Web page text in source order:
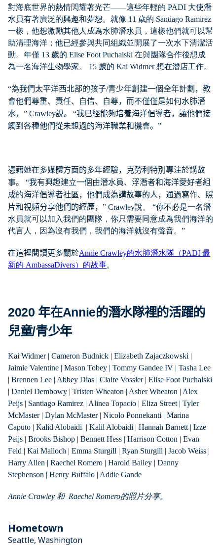
對海底世界的熱情閃耀著光芒——這些年輕的 PADI 大使潛
水員有著廣泛的興趣和夢想。就像 11 歲的 Santiago Ramirez
一樣，他想激勵其他人成為水肺潛水員，這樣他們就可以幫
助清理海洋；他已經參與共同組織並開展了一次水下清潔活
動。年僅 13 歲的 Elise Foot Puchalski 在與團隊合作後想成
為一名海洋生物學家。 15 歲的 Kai Widmer 想在潛店工作。
“為我們太平洋西北部的孩子/青少年創建一個全年計劃，教
會他們尊重、責任、自信、自尊，而不僅僅是如何水肺潛
水， ” Crawley說。 “我已經能夠培養海洋倡導者，讓他們接
觸到各種他們從未想過的海洋職業和機會。 ”
憑藉她在多媒體方面的多年經驗，克勞利特別專注於講故
事。 “我有興趣建立一個由潛水員、浮潛者和海洋愛好者組
成的海洋倡導者社區，他們成為講故事的人，通過寫作、照
片和視頻分享他們的經歷，” Crawley說。 “你不必是一名潛
水員就可以加入我們的團隊，你只需要同意成為我們海洋的
代言人，因為沒有我們，我們的海洋就沒有聲音。”
在這裡閱讀更多關於Annie Crawley的水肺潛水隊（PADI 最
新的 AmbassaDivers）的故事。
2020 年在Annie的潛水隊裡的活躍的
兒童/青少年
Kai Widmer | Cameron Budnick | Elizabeth Zajaczkowski |
Jaimie Valentine | Mason Tobey | Tommy Gandee IV | Tasha Lee
| Brennen Lee | Abbey Dias | Claire Vossler | Elise Foot Puchalski
| Daniel Dembowy | Tristen Wheaton | Asher Wheaton | Alex
Peijs | Santiago Ramirez | Alinea Topacio | Eliza Street | Tyler
McMaster | Dylan McMaster | Nicolo Ponnekanti | Marina
Caputo | Kalid Alobaidi | Kalil Alobaidi | Hannah Barnett | Izze
Peijs | Brooks Bishop | Bennett Hess | Harrison Cotton | Evan
Feld | Kai Malloch | Emma Sturgill | Ryan Sturgill | Jacob Weiss |
Harry Allen | Raechel Romero | Harold Bailey | Danny
Stephenson | Henry Buffalo | Addie Gande
Annie Crawley 和Raechel Romero的照片分享。
Hometown
Seattle, Washington